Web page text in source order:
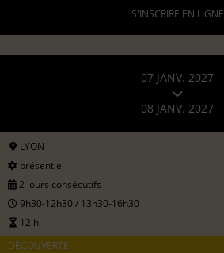
S'INSCRIRE EN LIGNE
07 JANV. 2027
08 JANV. 2027
LYON
présentiel
2 jours consécutifs
9h30-12h30 / 13h30-16h30
12 h.
DÉCOUVERTE